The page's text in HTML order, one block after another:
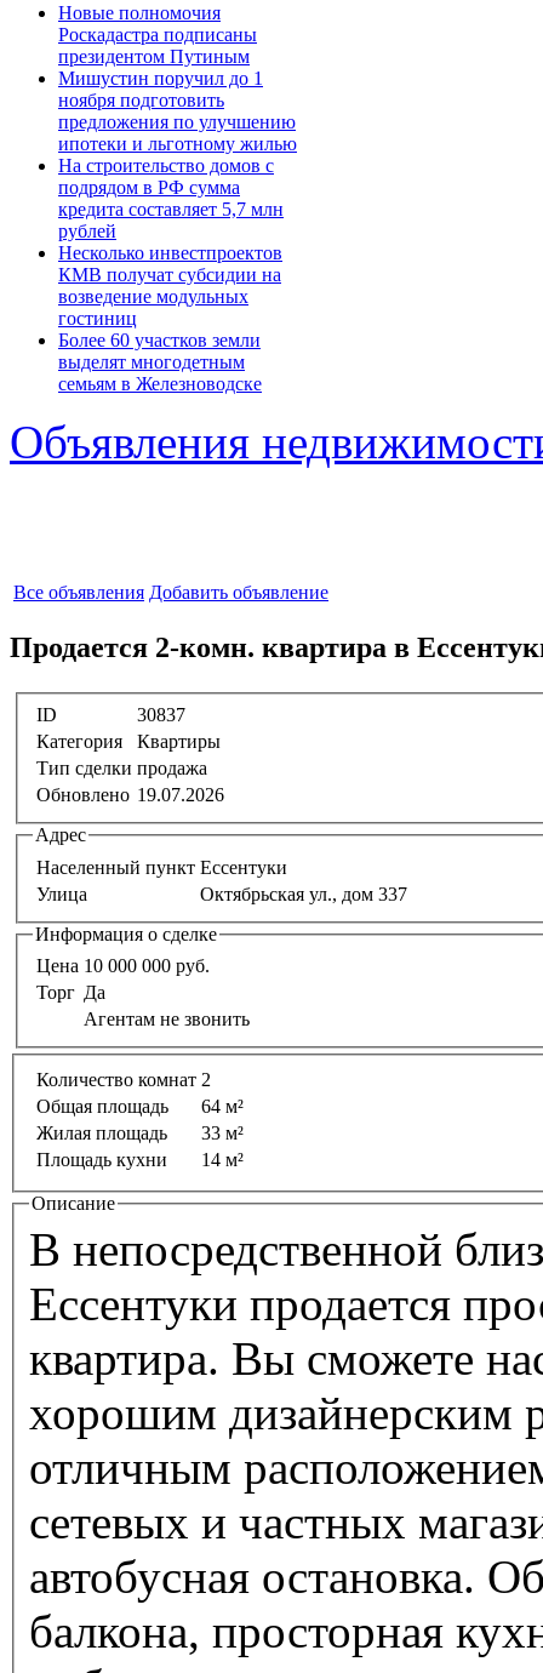
Новые полномочия
Роскадастра подписаны
президентом Путиным
Мишустин поручил до 1
ноября подготовить
предложения по улучшению
ипотеки и льготному жилью
На строительство домов с
подрядом в РФ сумма
кредита составляет 5,7 млн
рублей
Несколько инвестпроектов
КМВ получат субсидии на
возведение модульных
гостиниц
Более 60 участков земли
выделят многодетным
семьям в Железноводске
Объявления
Все объявления Добавить объявление
Продается 2-комн. квартира в
ID
30837
Категория
Квартиры
Тип сделки продажа
Обновлено 19.07.2026
Адрес
Населенный пункт Ессентуки
Улица
Октябрьская ул., дом 337
Информация о сделке
Цена 10 000 000 руб.
Торг Да
Агентам не звонить
Количество комнат 2
Общая площадь
64 м²
Жилая площадь
33 м²
Площадь кухни
14 м²
Описание
В непосредственной
Ессентуки продается
квартира. Вы сможете
хорошим дизайнерским
отличным
сетевых и частных
автобусная остановка. Общая площадь 64 кв. м, не считая
балкона, просторная